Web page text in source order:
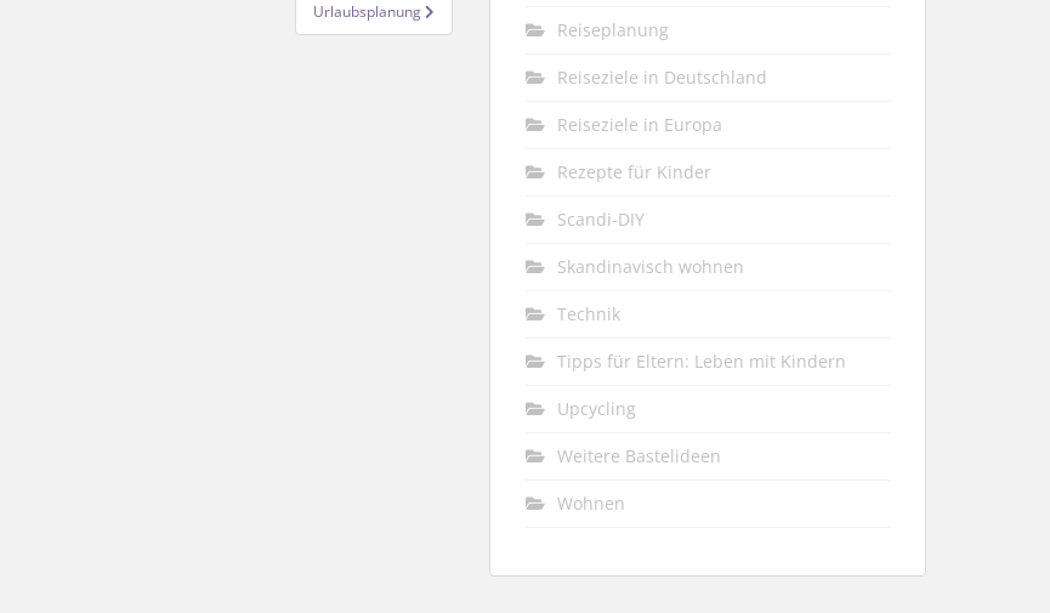
Urlaubsplanung
Reiseplanung
Reiseziele in Deutschland
Reiseziele in Europa
Rezepte für Kinder
Scandi-DIY
Skandinavisch wohnen
Technik
Tipps für Eltern: Leben mit Kindern
Upcycling
Weitere Bastelideen
Wohnen